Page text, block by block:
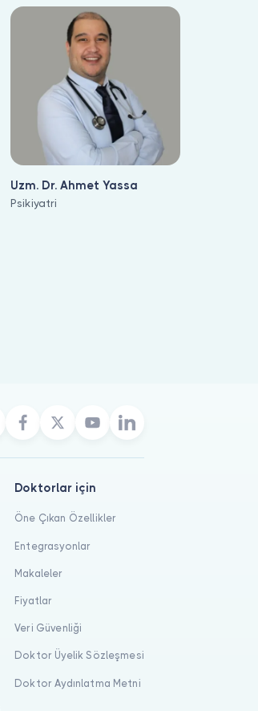
Uzm. Dr. Ahmet Yassa
Psikiyatri
Doktorlar için
Öne Çıkan Özellikler
Entegrasyonlar
Makaleler
Fiyatlar
Veri Güvenliği
Doktor Üyelik Sözleşmesi
Doktor Aydınlatma Metni